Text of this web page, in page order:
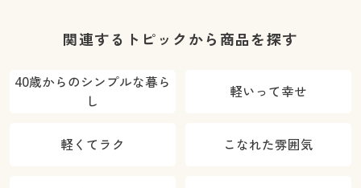
関連するトピックから商品を探す
40歳からのシンプルな暮ら
し
軽いって幸せ
軽くてラク こなれた雰囲気